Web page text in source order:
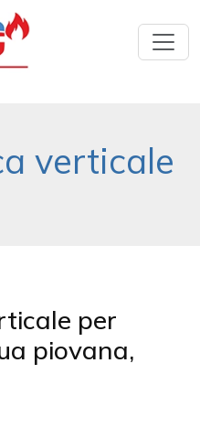
verticale
per
piovana,